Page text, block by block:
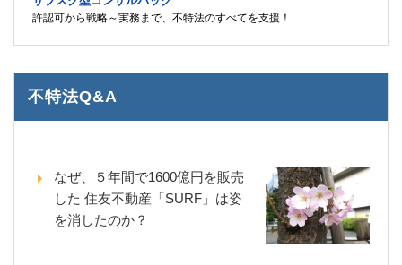
許認可から戦略～実務まで、不特法のすべてを支援！
不特法Q&A
なぜ、５年間で1600億円を販売
した 住友不動産「SURF」は姿
を消したのか？